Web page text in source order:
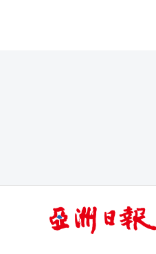
亚
洲
日